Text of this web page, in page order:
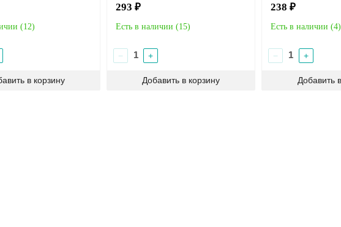
(12)
293 ₽
Есть в наличии (15)
− +
238 ₽
Есть в наличии (4)
− +